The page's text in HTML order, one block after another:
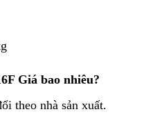
Giá bao nhiêu?
theo nhà sản xuất.